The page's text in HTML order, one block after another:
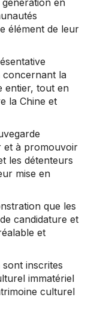
en
élément de leur
concernant la
entier, tout en
la Chine et
et à promouvoir
les détenteurs
mise en
que les
candidature et
et
inscrites
immatériel
culturel